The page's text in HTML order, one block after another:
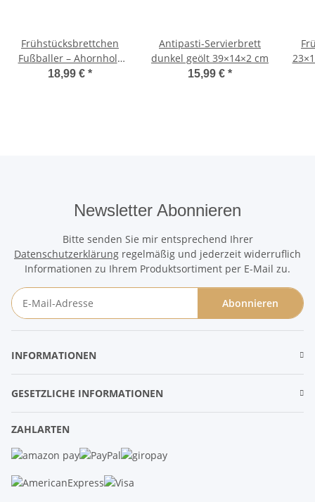
Frühstücksbrettchen
Fußballer – Ahornholz
27×21×1,5 cm
18,99 € *
Antipasti-Servierbrett
dunkel geölt 39×14×2 cm
15,99 € *
Newsletter Abonnieren
Bitte senden Sie mir entsprechend Ihrer
Datenschutzerklärung regelmäßig und jederzeit widerruflich
Informationen zu Ihrem Produktsortiment per E-Mail zu.
Abonnieren
INFORMATIONEN
GESETZLICHE INFORMATIONEN
ZAHLARTEN